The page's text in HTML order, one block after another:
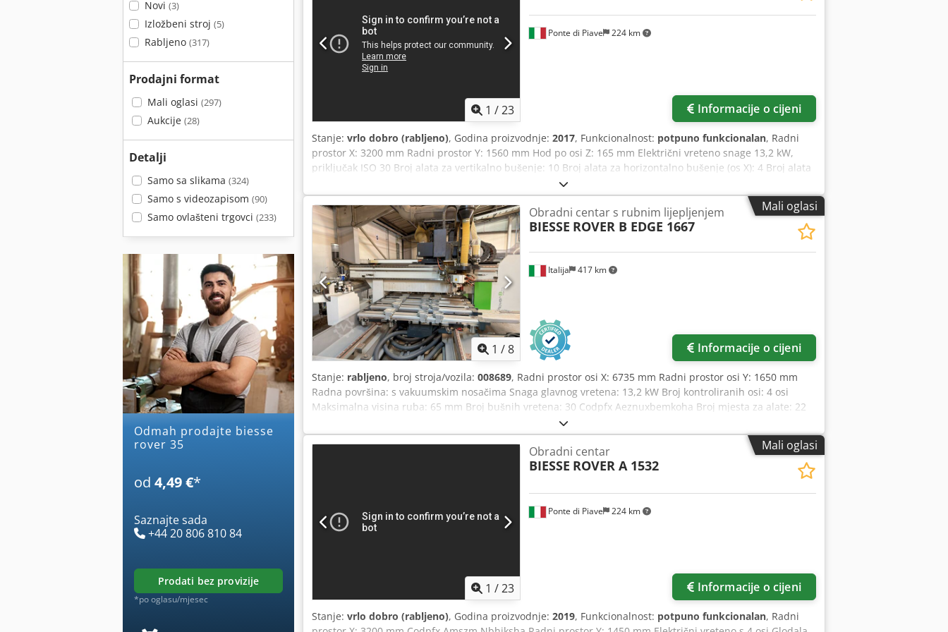
Novi (3)
Izložbeni stroj (5)
Rabljeno (317)
Prodajni format
Mali oglasi (297)
Aukcije (28)
Detalji
Samo sa slikama (324)
Samo s videozapisom (90)
Samo ovlašteni trgovci (233)
Odmah prodajte biesse
rover 35
od 4,49 €*
Saznajte sada
+44 20 806 810 84
prodati bez provizije
*po oglasu/mjesec
1 /23
Ponte di Piave 224 km
Informacije o cijeni
Stanje: vrlo dobro (rabljeno), Godina proizvodnje: 2017, Funkcionalnost: potpuno funkcionalan, Radni
prostor X: 3200 mm Radni prostor Y: 1560 mm Hod po osi Z: 165 mm Električni vreteno snage 13,2 kW,
priključak ISO 30 Broj alata za vertikalno bušenje: 10 Broj alata za horizontalno bušenje (os X): 4 Broj alata
za horizontalno bušenje (os Y): 2 Rezači za rezanje žljebova u smjeru osi X Revolver za izmjenu alata s 16
pozicija Codpfx Aozguiwemksha Radna površina s 6 steznih šipki 1 vakuumska pumpa, kapaciteta 90 m3/h
Softver: bSolid - bSuite3 Upravljačka ploča Sigurnosne podne prostirke Zaštitne mreže Težina, približno
2400 kg. Instalirano 2018. godine. Odrađeno samo 171 sat programa, 108 sati rada električnog vretena s 4
osi, 26 sati rada bušilice.
Mali oglasi
1 /8
Italija 417 km
Obradni centar s rubnim lijepljenjem
BIESSE ROVER B EDGE 1667
Informacije o cijeni
Stanje: rabljeno, broj stroja/vozila: 008689, Radni prostor osi X: 6735 mm Radni prostor osi Y: 1650 mm
Radna površina: s vakuumskim nosačima Snaga glavnog vretena: 13,2 kW Broj kontroliranih osi: 4 osi
Maksimalna visina ruba: 65 mm Broj bušnih vretena: 30 Codpfx Aeznuxbemkoha Broj mjesta za alate: 22
Mali oglasi
1 /23
Ponte di Piave 224 km
Obradni centar
BIESSE ROVER A 1532
Informacije o cijeni
Stanje: vrlo dobro (rabljeno), Godina proizvodnje: 2019, Funkcionalnost: potpuno funkcionalan, Radni